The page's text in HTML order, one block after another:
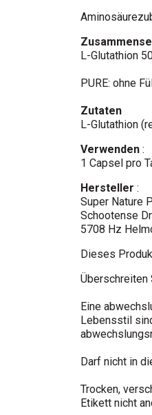
L-Glutathion
PURE: ohne
Zutaten
L-Glutathion
Verwenden :
1 Capsel pro
Hersteller :
Super Nature
Schootense
5708 Hz
Dieses
Überschreiten
Eine
Lebensstil
Darf nicht in
Trocken,
Etikett nicht